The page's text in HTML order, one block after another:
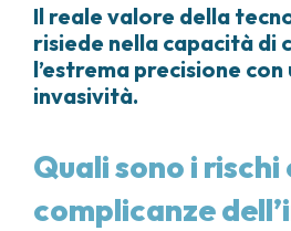
Il reale valore della
risiede nella capacità di
l’estrema precisione con
invasività.
Quali sono i rischi
complicanze